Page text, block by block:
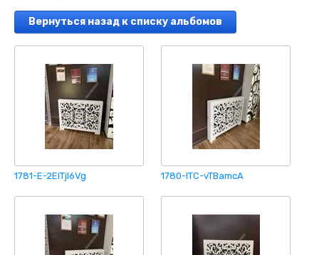
Вернуться назад к списку альбомов
1781-E-2EITjI6Vg 1780-lTC-vTBamcA